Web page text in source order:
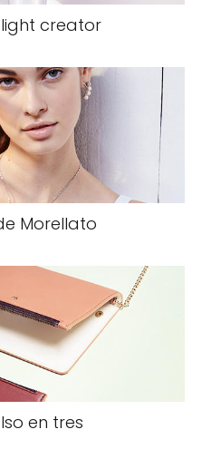
creator
Morellato
en tres